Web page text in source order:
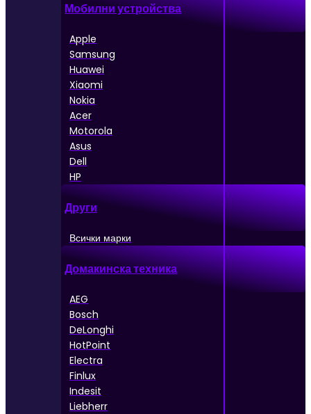
Мобилни устройства
Apple
Samsung
Huawei
Xiaomi
Nokia
Acer
Motorola
Asus
Dell
HP
Други
Всички марки
Домакинска техника
AEG
Bosch
DeLonghi
HotPoint
Electra
Finlux
Indesit
Liebherr